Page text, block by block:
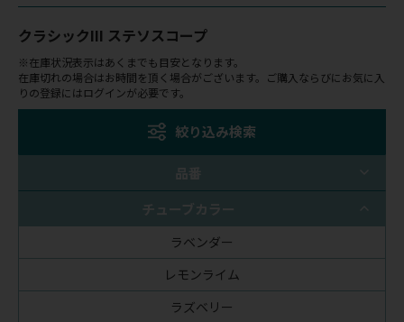
クラシックIII ステソスコープ
※在庫状況表示はあくまでも目安となります。
在庫切れの場合はお時間を頂く場合がございます。ご購入ならびにお気に入
りの登録にはログインが必要です。
絞り込み検索
品番
ラベンダー
レモンライム
ラズベリー
チューブカラー